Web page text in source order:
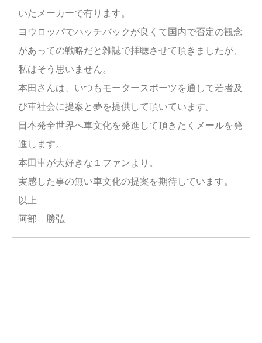
いたメーカーで有ります。
ヨウロッパでハッチバックが良くて国内で否定の観念
があっての戦略だと雑誌で拝聴させて頂きましたが、
私はそう思いません。
本田さんは、いつもモータースポーツを通して若者及
び車社会に提案と夢を提供して頂いています。
日本発全世界へ車文化を発進して頂きたくメールを発
進します。
本田車が大好きな１ファンより。
実感した事の無い車文化の提案を期待しています。
以上
阿部 勝弘